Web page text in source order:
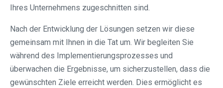
Ihres Unternehmens zugeschnitten sind.
Nach der Entwicklung der Lösungen setzen wir diese
gemeinsam mit Ihnen in die Tat um. Wir begleiten Sie
während des Implementierungsprozesses und
überwachen die Ergebnisse, um sicherzustellen, dass die
gewünschten Ziele erreicht werden. Dies ermöglicht es